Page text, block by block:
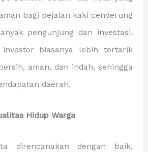
bagi pejalan kaki cenderung
pengunjung dan investasi.
investor biasanya lebih tertarik
aman, dan indah, sehingga
daerah.
Hidup Warga
direncanakan dengan baik,